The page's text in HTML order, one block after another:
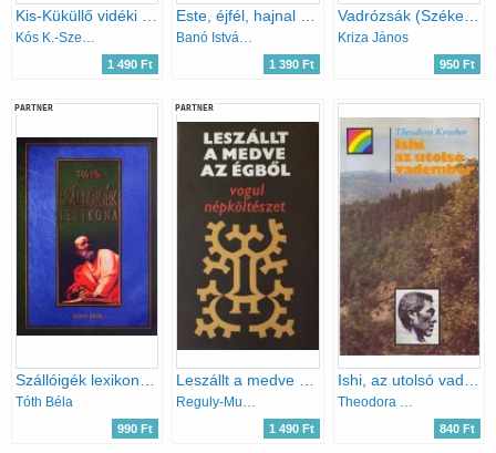
1 490 Ft 1 390 Ft
Vadrózsák (Székely népköltési gyűjtemény)
Kriza János
950 Ft
PARTNER
Szállóigék lexikona (reprint kiadás)
Tóth Béla
990 Ft
PARTNER
Leszállt a medve az égből (vogul népköltészet)
Reguly-Munkácsi-Kálmán
1 490 Ft
Ishi, az utolsó vadember
Theodora Kroeber
840 Ft